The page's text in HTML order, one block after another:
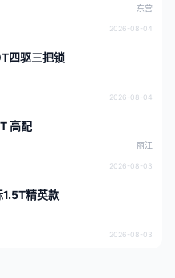
东营
2026-08-04
四驱三把锁
2026-08-04
高配
丽江
2026-08-03
精英款
2026-08-03